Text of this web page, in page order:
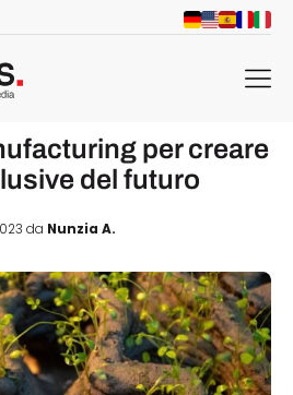
menu
per creare
del futuro
da Nunzia A.